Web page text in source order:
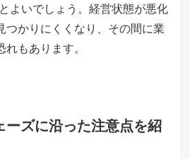
よいでしょう。経営状態が悪化
つかりにくくなり、その間に業
もあります。
ーズに沿った注意点を紹